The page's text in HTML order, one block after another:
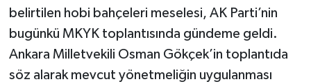
belirtilen hobi bahçeleri meselesi, AK Parti’nin
bugünkü MKYK toplantısında gündeme geldi.
Ankara Milletvekili Osman Gökçek’in toplantıda
söz alarak mevcut yönetmeliğin uygulanması